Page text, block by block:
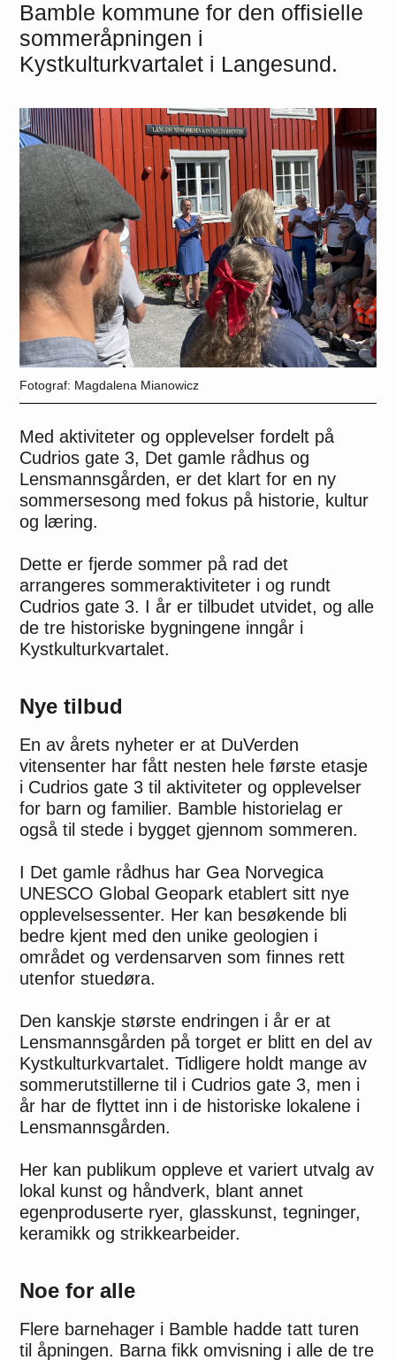
Bamble kommune for den offisielle
sommeråpningen i
Kystkulturkvartalet i Langesund.
Magdalena Mianowicz
Med aktiviteter og opplevelser fordelt på
Cudrios gate 3, Det gamle rådhus og
Lensmannsgården, er det klart for en ny
sommersesong med fokus på historie, kultur
og læring.
Dette er fjerde sommer på rad det
arrangeres sommeraktiviteter i og rundt
Cudrios gate 3. I år er tilbudet utvidet, og alle
de tre historiske bygningene inngår i
Kystkulturkvartalet.
Nye tilbud
En av årets nyheter er at DuVerden
vitensenter har fått nesten hele første etasje
i Cudrios gate 3 til aktiviteter og opplevelser
for barn og familier. Bamble historielag er
også til stede i bygget gjennom sommeren.
I Det gamle rådhus har Gea Norvegica
UNESCO Global Geopark etablert sitt nye
opplevelsessenter. Her kan besøkende bli
bedre kjent med den unike geologien i
området og verdensarven som finnes rett
utenfor stuedøra.
Den kanskje største endringen i år er at
Lensmannsgården på torget er blitt en del av
Kystkulturkvartalet. Tidligere holdt mange av
sommerutstillerne til i Cudrios gate 3, men i
år har de flyttet inn i de historiske lokalene i
Lensmannsgården.
Her kan publikum oppleve et variert utvalg av
lokal kunst og håndverk, blant annet
egenproduserte ryer, glasskunst, tegninger,
keramikk og strikkearbeider.
Noe for alle
Flere barnehager i Bamble hadde tatt turen
til åpningen. Barna fikk omvisning i alle de tre